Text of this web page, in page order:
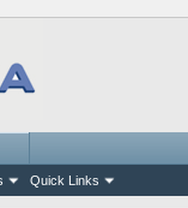
Quick Links